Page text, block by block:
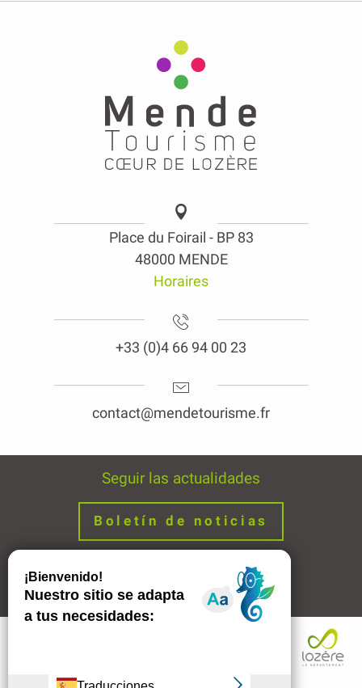
Tarifas
Horario
Place du Foirail - BP 83
48000 MENDE
Horaires
+33 (0)4 66 94 00 23
contact@mendetourisme.fr
Seguir las actualidades
Boletín de noticias
Avisos legales Enlaces